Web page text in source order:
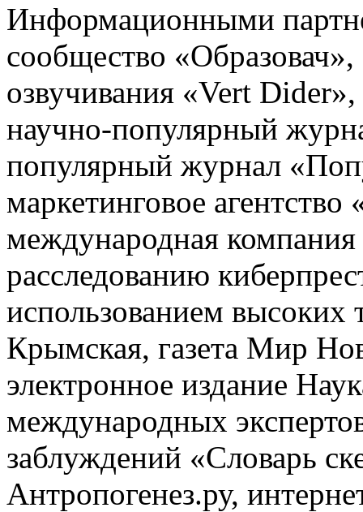
Информационными
сообщество
озвучивания «Vert
научно-популярный
популярный журнал
маркетинговое
международная
расследованию
использованием
Крымская, газета Мир
электронное издание
международных
заблуждений «Словарь
Антропогенез.ру,